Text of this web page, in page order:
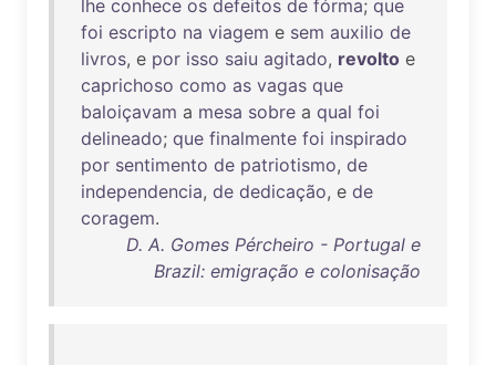
lhe conhece os defeitos de fórma; que
foi escripto na viagem e sem auxilio de
livros, e por isso saiu agitado, revolto e
caprichoso como as vagas que
baloiçavam a mesa sobre a qual foi
delineado; que finalmente foi inspirado
por sentimento de patriotismo, de
independencia, de dedicação, e de
coragem.
D. A. Gomes Pércheiro - Portugal e
Brazil: emigração e colonisação